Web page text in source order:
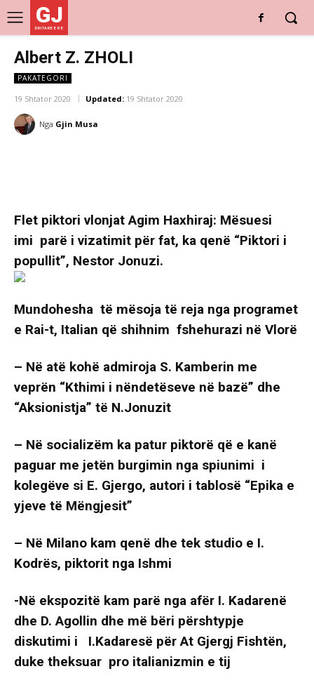
GJ
DRITARE E RE
Albert Z. ZHOLI
PAKATEGORI
19 Shtator 2020 Updated: 19 Shtator 2020
Nga Gjin Musa
Flet piktori vlonjat Agim Haxhiraj: Mësuesi
imi parë i vizatimit për fat, ka qenë “Piktori i
popullit”, Nestor Jonuzi.
Mundohesha të mësoja të reja nga programet
e Rai-t, Italian që shihnim fshehurazi në Vlorë
– Në atë kohë admiroja S. Kamberin me
veprën “Kthimi i nëndetëseve në bazë” dhe
“Aksionistja” të N.Jonuzit
– Në socializëm ka patur piktorë që e kanë
paguar me jetën burgimin nga spiunimi i
kolegëve si E. Gjergo, autori i tablosë “Epika e
yjeve të Mëngjesit”
– Në Milano kam qenë dhe tek studio e I.
Kodrës, piktorit nga Ishmi
-Në ekspozitë kam parë nga afër I. Kadarenë
dhe D. Agollin dhe më bëri përshtypje
diskutimi i I.Kadaresë për At Gjergj Fishtën,
duke theksuar pro italianizmin e tij